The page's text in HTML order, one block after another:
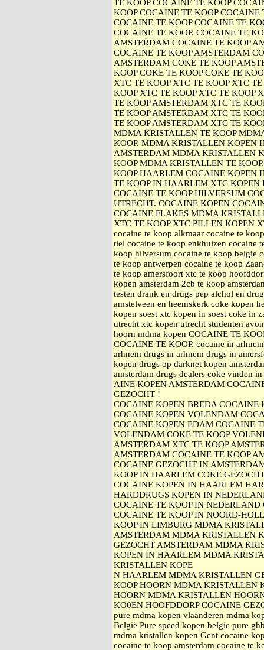
TE KOOP COCAINE TE KOOP
KOOP COCAINE TE KOOP
COCAINE TE KOOP COCAINE TE
COCAINE TE KOOP. COCAINE TE
AMSTERDAM COCAINE TE KOOP
COCAINE TE KOOP AMSTERDAM
AMSTERDAM COKE TE KOOP
KOOP COKE TE KOOP COKE TE
XTC TE KOOP XTC TE KOOP XTC
KOOP XTC TE KOOP XTC TE KOOP
TE KOOP AMSTERDAM XTC TE
TE KOOP AMSTERDAM XTC TE
TE KOOP AMSTERDAM XTC TE
MDMA KRISTALLEN TE KOOP
KOOP. MDMA KRISTALLEN KOPEN
AMSTERDAM MDMA KRISTALLEN
KOOP MDMA KRISTALLEN TE
KOOP HAARLEM COCAINE KOPEN
TE KOOP IN HAARLEM XTC
COCAINE TE KOOP HILVERSUM
UTRECHT. COCAINE KOPEN
COCAINE FLAKES MDMA
XTC TE KOOP XTC PILLEN KOPEN
cocaine te koop alkmaar cocaine te
tiel cocaine te koop enkhuizen cocaine
koop hilversum cocaine te koop belgie
te koop antwerpen cocaine te koop
te koop amersfoort xtc te koop
kopen amsterdam 2cb te koop
testen drank en drugs pep alchol en
amstelveen en heemskerk coke kopen
kopen soest xtc kopen in soest coke in
utrecht xtc kopen utrecht studenten
hoorn mdma kopen COCAINE TE
COCAINE TE KOOP. cocaine in
arhnem drugs in arhnem drugs in
kopen drugs op darknet kopen
amsterdam drugs dealers coke vinden
AINE KOPEN AMSTERDAM
GEZOCHT !
COCAINE KOPEN BREDA
COCAINE KOPEN VOLENDAM
COCAINE KOPEN EDAM COCAINE
VOLENDAM COKE TE KOOP
AMSTERDAM XTC TE KOOP
AMSTERDAM COCAINE TE KOOP
COCAINE GEZOCHT IN
KOOP IN HAARLEM COKE
COCAINE KOPEN IN HAARLEM
HARDDRUGS KOPEN IN
COCAINE TE KOOP IN
COCAINE TE KOOP IN NOORD-
KOOP IN LIMBURG MDMA
AMSTERDAM MDMA KRISTALLEN
GEZOCHT AMSTERDAM MDMA
KOPEN IN HAARLEM MDMA
KRISTALLEN KOPE
N HAARLEM MDMA KRISTALLEN
KOOP HOORN MDMA KRISTALLEN
HOORN MDMA KRISTALLEN
KO0EN HOOFDDORP COCAINE
pure mdma kopen vlaanderen mdma
België Pure speed kopen belgie pure
mdma kristallen kopen Gent cocaine
cocaine te koop amsterdam cocaine te